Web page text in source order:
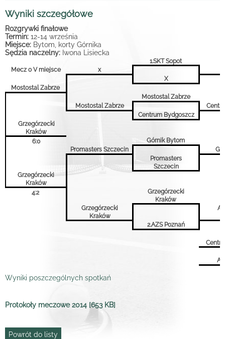
Wyniki szczegółowe
Rozgrywki finałowe
Termin: 12-14 września
Miejsce: Bytom, korty Górnika
Sędzia naczelny: Iwona Lisiecka
1.SKT Sopot
Mecz o V miejsce
x
X
Mostostal Zabrze
Mostostal Zabrze
Mostostal Zabrze
Centrum Bydgoszcz
Grzegórzecki
Kraków
6:0
Górnik Bytom
Promasters Szczecin
Promasters
Szczecin
Grzegórzecki
Kraków
4:2
Grzegórzecki
Kraków
Grzegórzecki
Kraków
2.AZS Poznań
Wyniki poszczególnych spotkań
Protokoły meczowe 2014 [653 KB]
Powrót do listy